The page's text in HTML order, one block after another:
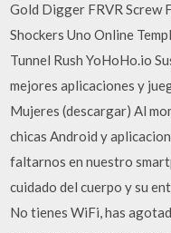
Gold Digger FRVR Screw
Shockers Uno Online
Tunnel Rush YoHoHo.io
mejores aplicaciones y
Mujeres (descargar) Al
chicas Android y
faltarnos en nuestro
cuidado del cuerpo y su
No tienes WiFi, has